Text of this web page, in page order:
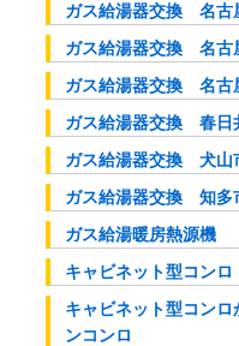
ガス給湯器交換 名古
ガス給湯器交換 名古
ガス給湯器交換 名古
ガス給湯器交換 春日
ガス給湯器交換 犬山
ガス給湯器交換 知多
ガス給湯暖房熱源機
キャビネット型コン
キャビネット型コンロ
ンコンロ